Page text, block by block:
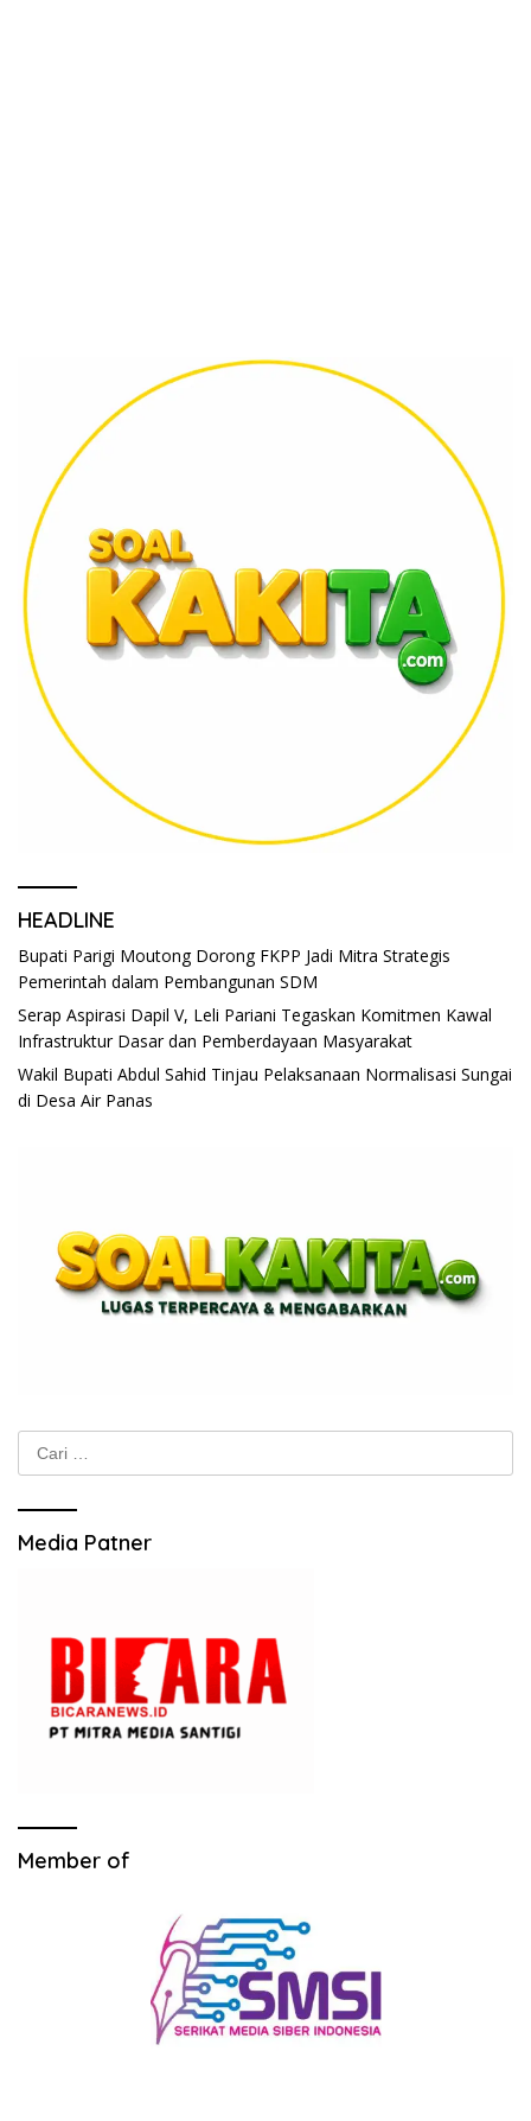
HEADLINE
Bupati Parigi Moutong Dorong FKPP Jadi Mitra Strategis
Pemerintah dalam Pembangunan SDM
Serap Aspirasi Dapil V, Leli Pariani Tegaskan Komitmen Kawal
Infrastruktur Dasar dan Pemberdayaan Masyarakat
Wakil Bupati Abdul Sahid Tinjau Pelaksanaan Normalisasi Sungai
di Desa Air Panas
Cari
untuk:
Media Patner
Member of